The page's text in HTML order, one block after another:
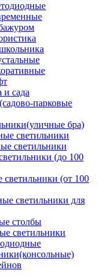
и сада
парковые
бра)
светильники
светильники
(до 100
(от 100
светильники для
столбы
светильники